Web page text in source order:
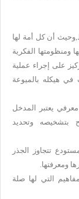
أن كل أمة لها
ومنظومتها الفكرية
على إجراء عملية
في هيكله بالميوعة
يعتبر المدخل
بتشخيصه وتحديد
تتجاوز الجذر
ومعرفتها.
التي لها صلة